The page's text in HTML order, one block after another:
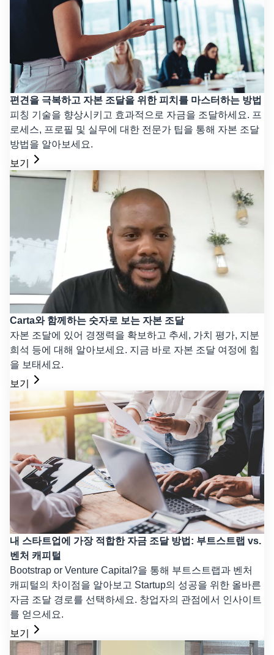
편견을 극복하고 자본 조달을 위한 피치를 마스터하는 방법
피칭 기술을 향상시키고 효과적으로 자금을 조달하세요. 프
로세스, 프로필 및 실무에 대한 전문가 팁을 통해 자본 조달
방법을 알아보세요.
보기
Carta와 함께하는 숫자로 보는 자본 조달
자본 조달에 있어 경쟁력을 확보하고 추세, 가치 평가, 지분
희석 등에 대해 알아보세요. 지금 바로 자본 조달 여정에 힘
을 보태세요.
보기
내 스타트업에 가장 적합한 자금 조달 방법: 부트스트랩 vs.
벤처 캐피털
Bootstrap or Venture Capital?을 통해 부트스트랩과 벤처
캐피털의 차이점을 알아보고 Startup의 성공을 위한 올바른
자금 조달 경로를 선택하세요. 창업자의 관점에서 인사이트
를 얻으세요.
보기